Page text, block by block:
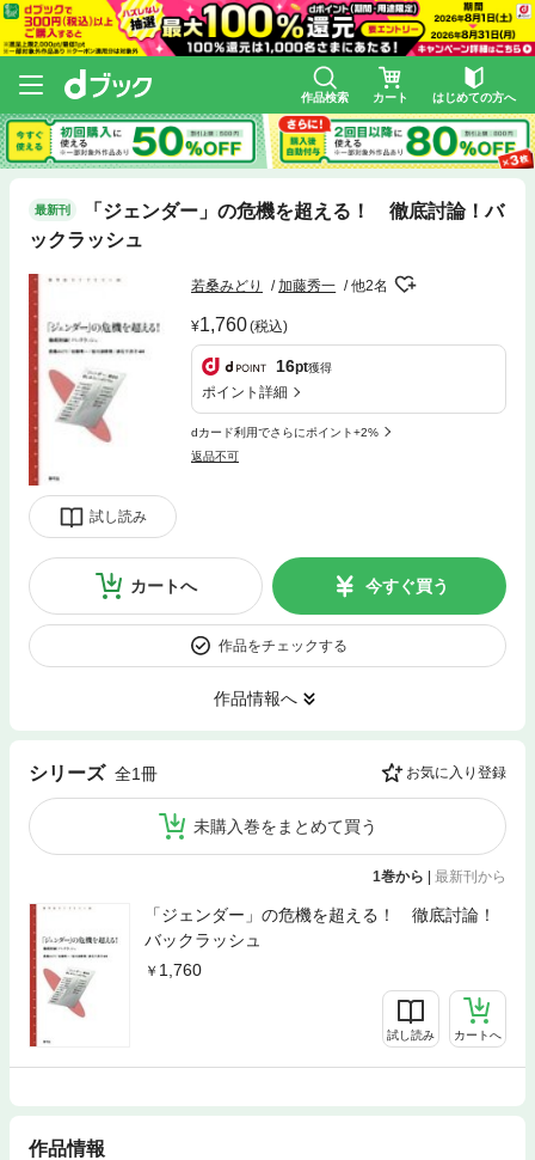
作品検索 カート はじめての方へ
最新刊
「ジェンダー」の危機を超える！ 徹底討論！バ
ックラッシュ
試し読み
若桑みどり 加藤秀一 他2名
1,760(税込)
16pt獲得
ポイント詳細
dカード利用でさらにポイント+2%
返品不可
カートへ 今すぐ買う
作品をチェックする
作品情報へ
シリーズ 全1冊 お気に入り登録
未購入巻をまとめて買う
1巻から 最新刊から
「ジェンダー」の危機を超える！ 徹底討論！
バックラッシュ
1,760
試し読み カートへ
作品情報